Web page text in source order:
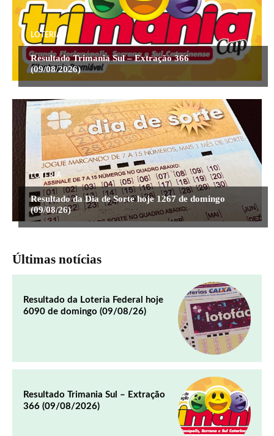
LOTERIA
Resultado Trimania Sul – Extração 366
(09/08/2026)
LOTERIA
Resultado da Dia de Sorte hoje 1267 de domingo
(09/08/26)
Últimas notícias
Resultado da Loteria Federal hoje
6090 de domingo (09/08/26)
Resultado Trimania Sul – Extração
366 (09/08/2026)